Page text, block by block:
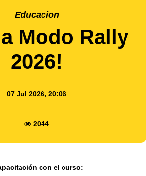
Educacion
Modo Rally
2026!
07 Jul 2026, 20:06
2044
con el curso: